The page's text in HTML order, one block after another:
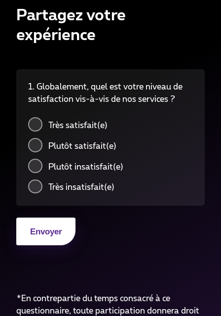
Partagez votre
expérience
1. Globalement, quel est votre niveau de
satisfaction vis-à-vis de nos services ?
Très satisfait(e)
Plutôt satisfait(e)
Plutôt insatisfait(e)
Très insatisfait(e)
*En contrepartie du temps consacré à ce
questionnaire, toute participation donnera droit